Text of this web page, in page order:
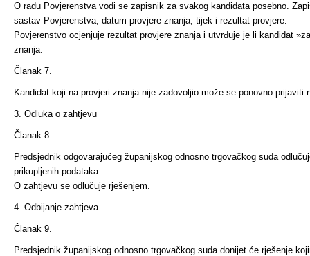
O radu Povjerenstva vodi se zapisnik za svakog kandidata posebno.
sastav Povjerenstva, datum provjere znanja, tijek i rezultat provjere.
Povjerenstvo ocjenjuje rezultat provjere znanja i utvrđuje je li kandidat
znanja.
Članak 7.
Kandidat koji na provjeri znanja nije zadovoljio može se ponov­no prijaviti
3. Odluka o zahtjevu
Članak 8.
Predsjednik odgovarajućeg županijskog odnosno trgovačkog su­da
prikupljenih podataka.
O zahtjevu se odlučuje rješenjem.
4. Odbijanje zahtjeva
Članak 9.
Predsjednik županijskog odnosno trgovačkog suda donijet će rješenje